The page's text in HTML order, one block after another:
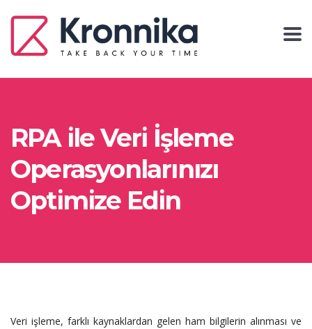
RPA ile Veri İşleme
Operasyonlarınızı
Optimize Edin
Veri işleme, farklı kaynaklardan gelen ham bilgilerin alınması ve